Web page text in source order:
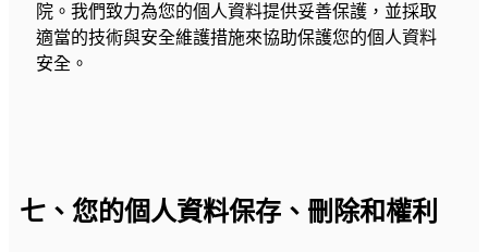
院。我們致力為您的個人資料提供妥善保護，並採取
適當的技術與安全維護措施來協助保護您的個人資料
安全。
七、您的個人資料保存、刪除和權利